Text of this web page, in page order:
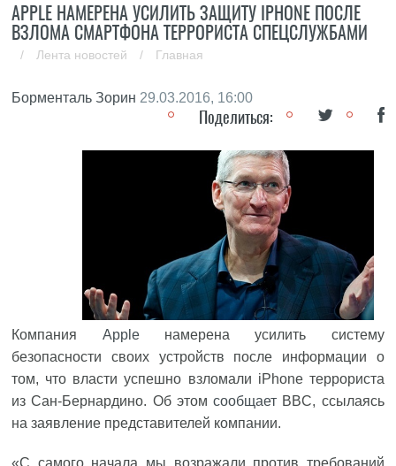
APPLE НАМЕРЕНА УСИЛИТЬ ЗАЩИТУ IPHONE ПОСЛЕ
ВЗЛОМА СМАРТФОНА ТЕРРОРИСТА СПЕЦСЛУЖБАМИ
/ Лента новостей / Главная
Борменталь Зорин 29.03.2016, 16:00
Поделиться:
Компания Appleнамерена усилить систему
безопасности своих устройств после информации о
том, что власти успешно взломали iPhone террориста
из Сан-Бернардино. Об этомсообщает BBC, ссылаясь
на заявление представителей компании.
«С самого начала мы возражали против требований